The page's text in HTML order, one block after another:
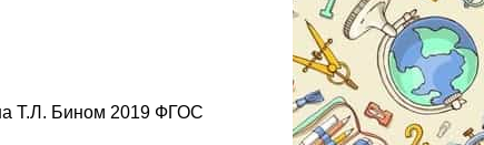
Т.Л. Бином 2019 ФГОС